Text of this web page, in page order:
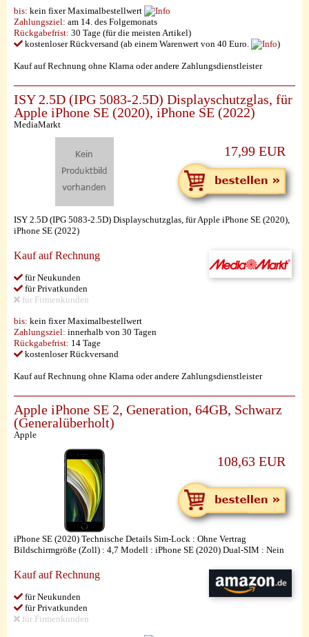
bis: kein fixer Maximalbestellwert
Zahlungsziel: am 14. des Folgemonats
Rückgabefrist: 30 Tage (für die meisten Artikel)
kostenloser Rückversand (ab einem Warenwert von 40 Euro.
)
Kauf auf Rechnung ohne Klarna oder andere Zahlungsdienstleister
ISY 2.5D (IPG 5083-2.5D) Displayschutzglas, für
Apple iPhone SE (2020), iPhone SE (2022)
MediaMarkt
17,99 EUR
ISY 2.5D (IPG 5083-2.5D) Displayschutzglas, für Apple iPhone SE (2020),
iPhone SE (2022)
Kauf auf Rechnung
für Neukunden
für Privatkunden
für Firmenkunden
bis: kein fixer Maximalbestellwert
Zahlungsziel: innerhalb von 30 Tagen
Rückgabefrist: 14 Tage
kostenloser Rückversand
Kauf auf Rechnung ohne Klarna oder andere Zahlungsdienstleister
Apple iPhone SE 2, Generation, 64GB, Schwarz
(Generalüberholt)
Apple
108,63 EUR
iPhone SE (2020) Technische Details Sim-Lock : Ohne Vertrag
Bildschirmgröße (Zoll) : 4,7 Modell : iPhone SE (2020) Dual-SIM : Nein
Kauf auf Rechnung
für Neukunden
für Privatkunden
für Firmenkunden